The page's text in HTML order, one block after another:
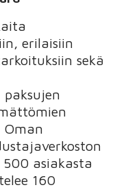
erilaisiin
sekä
Oman
asiakasta
160